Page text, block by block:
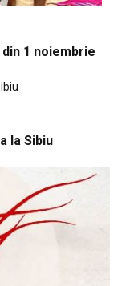
1 noiembrie
la Sibiu